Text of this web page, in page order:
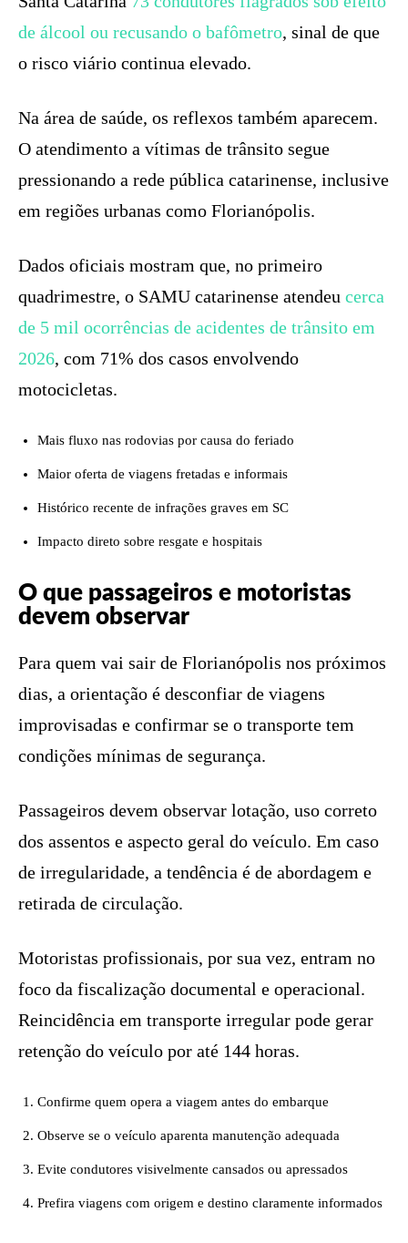
de álcool ou recusando o bafômetro, sinal de que
o risco viário continua elevado.
Na área de saúde, os reflexos também aparecem.
O atendimento a vítimas de trânsito segue
pressionando a rede pública catarinense, inclusive
em regiões urbanas como Florianópolis.
Dados oficiais mostram que, no primeiro
quadrimestre, o SAMU catarinense atendeu cerca
de 5 mil ocorrências de acidentes de trânsito em
2026, com 71% dos casos envolvendo
motocicletas.
Mais fluxo nas rodovias por causa do feriado
Maior oferta de viagens fretadas e informais
Histórico recente de infrações graves em SC
Impacto direto sobre resgate e hospitais
O que passageiros e motoristas
devem observar
Para quem vai sair de Florianópolis nos próximos
dias, a orientação é desconfiar de viagens
improvisadas e confirmar se o transporte tem
condições mínimas de segurança.
Passageiros devem observar lotação, uso correto
dos assentos e aspecto geral do veículo. Em caso
de irregularidade, a tendência é de abordagem e
retirada de circulação.
Motoristas profissionais, por sua vez, entram no
foco da fiscalização documental e operacional.
Reincidência em transporte irregular pode gerar
retenção do veículo por até 144 horas.
Confirme quem opera a viagem antes do embarque
Observe se o veículo aparenta manutenção adequada
Evite condutores visivelmente cansados ou apressados
Prefira viagens com origem e destino claramente informados